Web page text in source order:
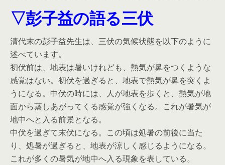
▽彭子益の語る三伏
清代末の彭子益先生は、三伏の気候状態を以下のように
述べています。
初伏前は、地表は暑いけれども、熱気が鼻をつくような
感覚はない。初伏を過ぎると、地表で熱気が鼻を突くよ
うになる。中伏の時には、人が地表を歩くと、熱気が地
面から蒸しあがってくる感覚が強くなる。これが暑気が
地中へと入る前景となる。
中伏を過ぎて末伏になる。この頃は処暑の前後に当た
り、処暑が過ぎると、地表が涼しく感じるようになる。
これが多くの暑気が地中へ入る現象を表している。